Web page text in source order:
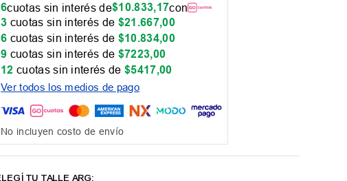
6cuotas sin interés de$10.833,17con
3 cuotas sin interés de $21 .667,00
6 cuotas sin interés de $10.834,00
9 cuotas sin interés de $7223,00
12 cuotas sin interés de$5417,00
Ver todos los medios de pago
No incluyen costo de envío